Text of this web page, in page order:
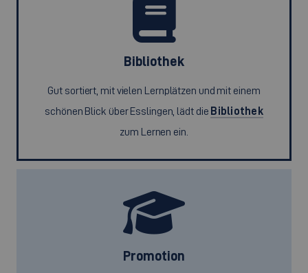
Bibliothek
Gut sortiert, mit vielen Lernplätzen und mit einem
schönen Blick über Esslingen, lädt die Bibliothek
zum Lernen ein.
Promotion